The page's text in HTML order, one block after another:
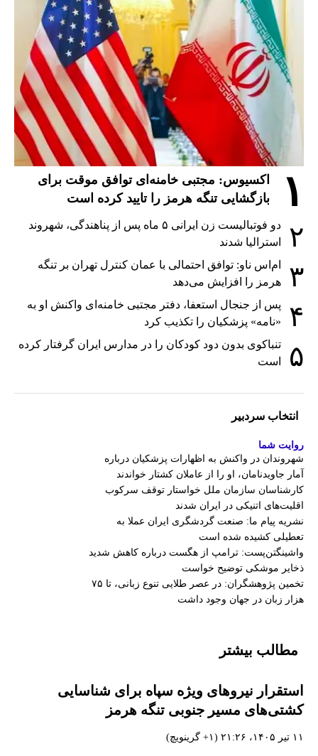
۱
اکسیوس: مجتبی خامنه‌ای توافق موقت برای
بازگشایی تنگه هرمز را تایید کرده است
۲
دو فوتبالیست زن ایرانی ۵ ماه پس از پناهندگی، شهروند
استرالیا شدند
۳
ام‌اس ناو: توافق احتمالی با عمان کنترل تهران بر تنگه
هرمز را افزایش می‌دهد
۴
پس از جنجال استعفا، دفتر مجتبی خامنه‌ای واکنش او به
«نامه» پزشکیان را تکذیب کرد
۵
تنباکوی بدون دود کودکان را در مدارس ایران گرفتار کرده
است
انتخاب سردبیر
روایت شما
شهروندان در واکنش به اظهارات پزشکیان درباره
آمار جاویدنامان، او را از عاملان کشتار خواندند
کارشناسان سازمان ملل خواستار توقف سرکوب
اقلیت‌های اتنیکی در ایران شدند
نشریه پیام ما: صنعت گردشگری ایران عملا به
تعطیلی کشیده شده است
واشینگتن‌پست: ترامپ از هگست درباره کاهش شدید
ذخایر موشکی توضیح خواست
تخمین پژوهشگران: در عصر طلایی تنوع زبانی، تا ۷۵
هزار زبان در جهان وجود داشت
مطالب بیشتر
استقرار نیروهای ویژه سپاه برای شناسایی
کشتی‌های مسیر جنوبی تنگه هرمز
۱۱ تیر ۱۴۰۵، ۲۱:۲۶ (‎+۱ گرینویچ)